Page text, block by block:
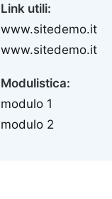
Link utili:
www.sitedemo.it
www.sitedemo.it
Modulistica:
modulo 1
modulo 2